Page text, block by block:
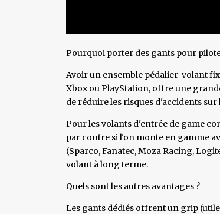
Pourquoi porter des gants pour
Avoir un ensemble pédalier-volant
Xbox ou PlayStation, offre une
de réduire les risques d'accidents
Pour les volants d'entrée de game
par contre si l'on monte en gamme
(Sparco, Fanatec, Moza Racing,
volant à long terme.
Quels sont les autres avantages ?
Les gants dédiés offrent un grip